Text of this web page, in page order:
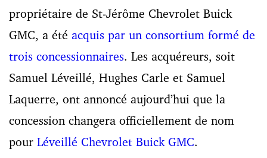
propriétaire de St-Jérôme Chevrolet Buick
GMC, a été acquis par un consortium formé de
trois concessionnaires. Les acquéreurs, soit
Samuel Léveillé, Hughes Carle et Samuel
Laquerre, ont annoncé aujourd’hui que la
concession changera officiellement de nom
pour Léveillé Chevrolet Buick GMC.